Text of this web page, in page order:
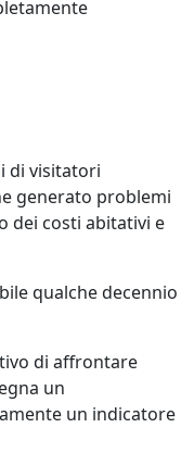
di visitatori
generato problemi
dei costi abitativi e
qualche decennio
di affrontare
un
un indicatore